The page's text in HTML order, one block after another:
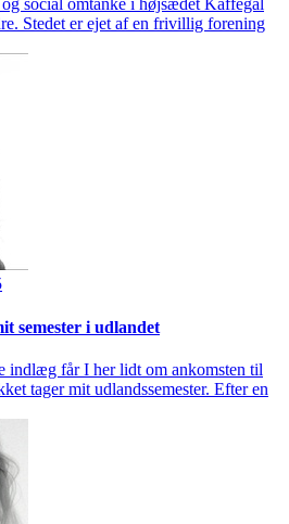
social omtanke i højsædet Kaffegal
Stedet er ejet af en frivillig forening
semester i udlandet
indlæg får I her lidt om ankomsten til
tager mit udlandssemester. Efter en